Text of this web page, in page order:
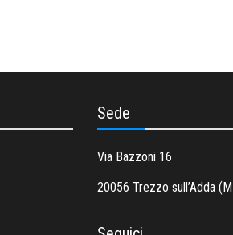
Sede
Via Bazzoni 16
20056 Trezzo sull’Adda